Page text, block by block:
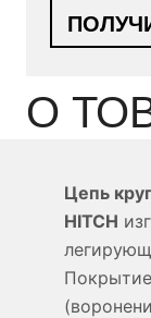
О
Цепь
HITCH